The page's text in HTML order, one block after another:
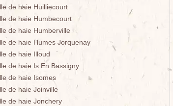
de haie Huilliecourt
de haie Humbecourt
de haie Humberville
de haie Humes Jorquenay
de haie Illoud
de haie Is En Bassigny
de haie Isomes
de haie Joinville
de haie Jonchery